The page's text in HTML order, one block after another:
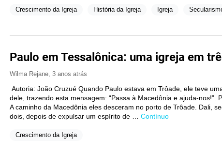
Crescimento da Igreja História da Igreja Igreja
Paulo em Tessalônica: uma igreja em
Wilma Rejane, 3 anos atrás
Autoria: João Cruzué Quando Paulo estava em Trôade, ele teve
dele, trazendo esta mensagem: “Passa à Macedônia e ajuda-nos!”.
A caminho da Macedônia eles desceram no porto de Trôade. Dali,
dois, depois de expulsar um espírito de … Contínuo
Crescimento da Igreja